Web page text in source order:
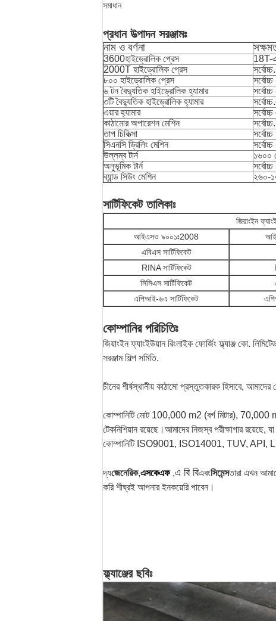
সমাধান
প্রধান উত্পাদন সরঞ্জামঃ
নাম ও বর্ণনা
3600হাইড্রোলিক প্রেস 18T-
2000T হাইড্রোলিক প্রেস
৮০০ হাইড্রোলিক প্রেস
৬ টন বৈদ্যুতিক হাইড্রোলিক হ্যামার
৩টি বৈদ্যুতিক হাইড্রোলিক হ্যামার
এয়ার হ্যামার
কাঠামোর অপারেশন মেশিন
তাপ চিকিত্সা
সিএনসি ড্রিলিং মেশিন
উল্লম্ব টার্ন
১৬০০
অনুভূমিক টার্ন
ব্যান্ড সিউং মেশিন
২৬০-
সার্টিফিকেট তালিকাঃ
জিয়াংইন
আইএসও ৯০০১ঃ2008
এবিএস সার্টিফিকেট
RINA সার্টিফিকেট
সিসিএস সার্টিফিকেট
এপিআই-৬এ সার্টিফিকেট
কোম্পানির পরিচিতিঃ
জিয়াংইন ফ্যাংইউয়ান রিংলাইক ফোর্জিং ফ্ল্যাঞ্জ কো.
সরঞ্জাম শিল্প সমিতি.
চীনের শীর্ষস্থানীয় কাঠামো প্রস্তুতকারক হিসাবে,
কোম্পানিটি মোট 100,000 m2 (বর্গ মিটার), 70,000
টেকনিশিয়ান রয়েছে।আমাদের নিজস্ব পরীক্ষাগার রয়েছে, যা
কোম্পানিটি ISO9001, ISO14001, TUV, API,
দ্যজেনেরিক,এসকেএফ ,এ বি বিএবংসিমেন্সতারা এখন
করি শীঘ্রই আপনার ইনকয়েরি পাবেন।
ফ্ল্যাঞ্জের ছবিঃ